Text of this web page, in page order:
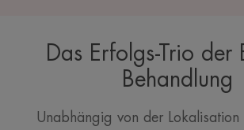
Das Erfolgs-Trio der
Behandlung
Unabhängig von der Lokalisation